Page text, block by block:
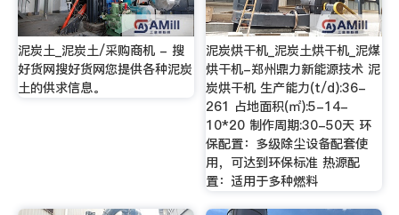
泥炭土_泥炭土/采购商机 - 搜
好货网搜好货网您提供各种泥炭
土的供求信息。
泥炭烘干机_泥炭土烘干机_泥煤
烘干机-郑州鼎力新能源技术 泥
炭烘干机 生产能力(t/d):36-
261 占地面积(㎡):5-14-
10*20 制作周期:30-50天 环
保配置：多级除尘设备配套使
用，可达到环保标准 热源配
置：适用于多种燃料